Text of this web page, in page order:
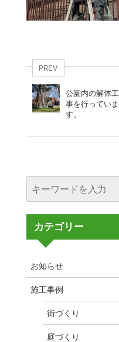
PREV
公園内の解体工
事を行っていま
す。
カテゴリー
お知らせ
施工事例
街づくり
庭づくり